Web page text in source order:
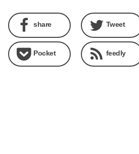
share Tweet
Pocket feedly